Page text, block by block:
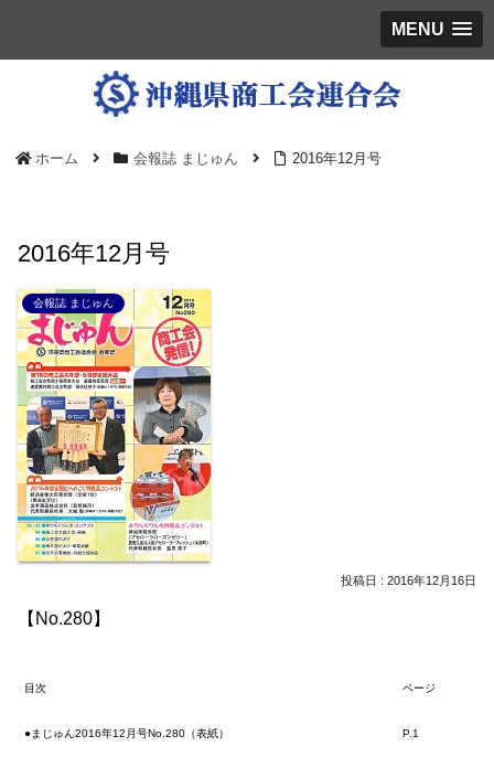
MENU
ホーム 会報誌 まじゅん 2016年12月号
2016年12月号
会報誌 まじゅん
2016年12月16日
【No.280】
目次 ページ
●まじゅん2016年12月号No.280（表紙） P.1